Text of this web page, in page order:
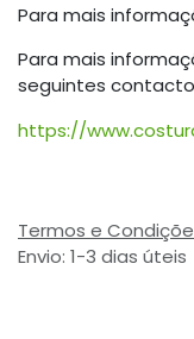
Para mais
Para mais
seguintes
https://
Termos e
Envio: 1-3 dias úteis